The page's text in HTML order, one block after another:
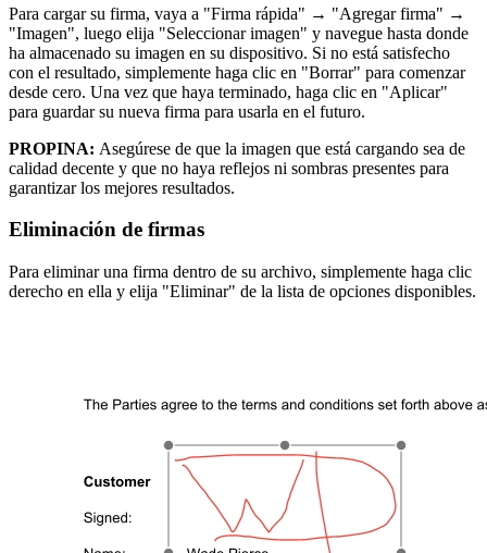
Para cargar su firma, vaya a "Firma rápida" → "Agregar firma" →
"Imagen", luego elija "Seleccionar imagen" y navegue hasta donde
ha almacenado su imagen en su dispositivo. Si no está satisfecho
con el resultado, simplemente haga clic en "Borrar" para comenzar
desde cero. Una vez que haya terminado, haga clic en "Aplicar"
para guardar su nueva firma para usarla en el futuro.
PROPINA: Asegúrese de que la imagen que está cargando sea de
calidad decente y que no haya reflejos ni sombras presentes para
garantizar los mejores resultados.
Eliminación de firmas
Para eliminar una firma dentro de su archivo, simplemente haga clic
derecho en ella y elija "Eliminar" de la lista de opciones disponibles.